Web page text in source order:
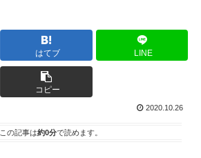
はてブ LINE
コピー
2020.10.26
この記事は約0分で読めます。